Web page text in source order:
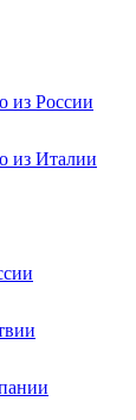
из России
из Италии